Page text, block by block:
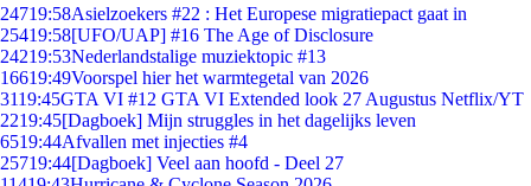
24719:58Asielzoekers #22 : Het Europese migratiepact gaat in
25419:58[UFO/UAP] #16 The Age of Disclosure
24219:53Nederlandstalige muziektopic #13
16619:49Voorspel hier het warmtegetal van 2026
3119:45GTA VI #12 GTA VI Extended look 27 Augustus Netflix/YT
2219:45[Dagboek] Mijn struggles in het dagelijks leven
6519:44Afvallen met injecties #4
25719:44[Dagboek] Veel aan hoofd - Deel 27